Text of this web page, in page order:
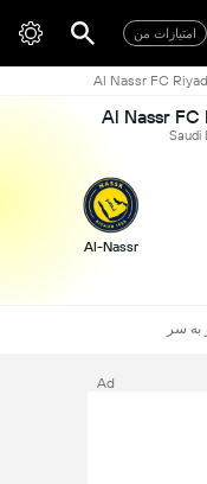
امتیازات من
Al-Nassr
سر
Ad